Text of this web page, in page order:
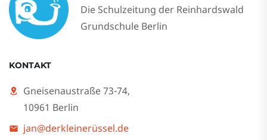
Die Schulzeitung der Reinhardswald
Grundschule Berlin
KONTAKT
Gneisenaustraße 73-74,
10961 Berlin
jan@derkleinerüssel.de